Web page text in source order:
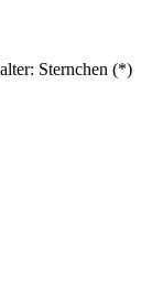
Sternchen (*)